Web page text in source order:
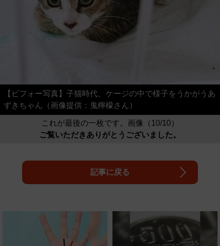
【ビフォー写真】子猫時代、ケージの中で様子をうかがうあ
ずきちゃん（画像提供：鬼檸檬さん）
これが最後の一枚です。画像（10/10）
ご覧いただきありがとうございました。
記事に戻る